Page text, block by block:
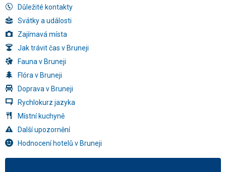
Důležité kontakty
Svátky a události
Zajímavá místa
Jak trávit čas v Bruneji
Fauna v Bruneji
Flóra v Bruneji
Doprava v Bruneji
Rychlokurz jazyka
Místní kuchyně
Další upozornění
Hodnocení hotelů v Bruneji